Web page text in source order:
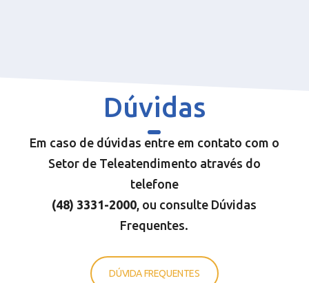
Dúvidas
Em caso de dúvidas entre em contato com o
Setor de Teleatendimento através do
telefone
(48) 3331-2000, ou consulte Dúvidas
Frequentes.
DÚVIDA FREQUENTES